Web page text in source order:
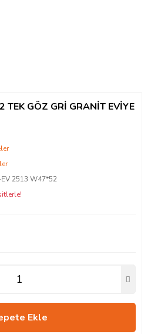
GÖZ GRİ GRANİT EVİYE
EV 2513 W47*52
Ekle